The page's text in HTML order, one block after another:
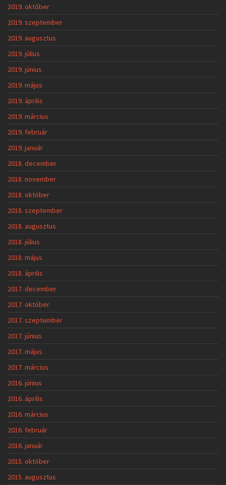
2019. október
2019. szeptember
2019. augusztus
2019. július
2019. június
2019. május
2019. április
2019. március
2019. február
2019. január
2018. december
2018. november
2018. október
2018. szeptember
2018. augusztus
2018. július
2018. május
2018. április
2017. december
2017. október
2017. szeptember
2017. június
2017. május
2017. március
2016. június
2016. április
2016. március
2016. február
2016. január
2015. október
2015. augusztus